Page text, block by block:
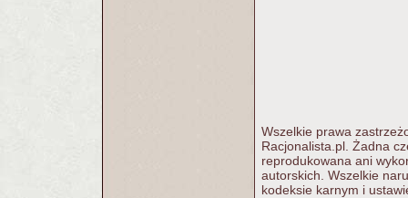
Wszelkie prawa
Racjonalista.pl. Żadna
reprodukowana ani
autorskich. Wszelkie
kodeksie karnym i